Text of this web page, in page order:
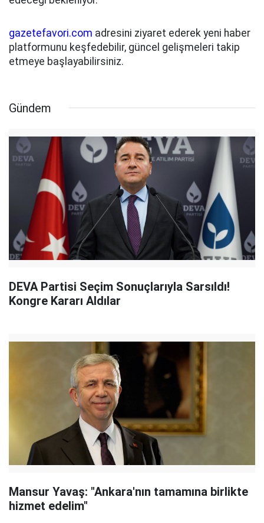
gazetefavori.com adresini ziyaret ederek yeni haber
platformunu keşfedebilir, güncel gelişmeleri takip
etmeye başlayabilirsiniz.
Gündem
DEVA Partisi Seçim Sonuçlarıyla Sarsıldı!
Kongre Kararı Aldılar
Mansur Yavaş: "Ankara'nın tamamına birlikte
hizmet edelim"